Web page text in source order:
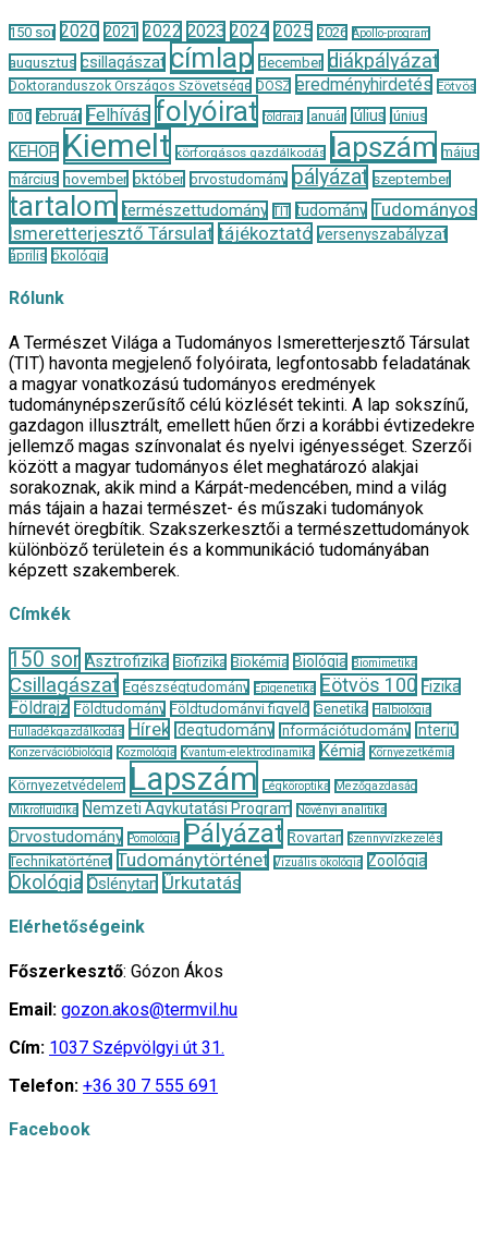
150 sor 2020 2021 2022 2023 2024 2025 2026 Apollo-program
augusztus csillagászat címlap december diákpályázat
Doktoranduszok Országos Szövetsége DOSZ eredményhirdetés Eötvös
100 február Felhívás folyóirat földrajz január július június
KEHOP Kiemelt körforgásos gazdálkodás lapszám május
március november október orvostudomány pályázat szeptember
tartalom természettudomány TIT tudomány Tudományos
Ismeretterjesztő Társulat tájékoztató versenyszabályzat
április ökológia
Rólunk
A Természet Világa a Tudományos Ismeretterjesztő Társulat
(TIT) havonta megjelenő folyóirata, legfontosabb feladatának
a magyar vonatkozású tudományos eredmények
tudománynépszerűsítő célú közlését tekinti. A lap sokszínű,
gazdagon illusztrált, emellett hűen őrzi a korábbi évtizedekre
jellemző magas színvonalat és nyelvi igényességet. Szerzői
között a magyar tudományos élet meghatározó alakjai
sorakoznak, akik mind a Kárpát-medencében, mind a világ
más tájain a hazai természet- és műszaki tudományok
hírnevét öregbítik. Szakszerkesztői a természettudományok
különböző területein és a kommunikáció tudományában
képzett szakemberek.
Címkék
150 sor Asztrofizika Biofizika Biokémia Biológia Biomimetika
Csillagászat Egészségtudomány Epigenetika Eötvös 100 Fizika
Földrajz Földtudomány Földtudományi figyelő Genetika
Halbiológia
Hulladékgazdálkodás
Hírek Idegtudomány Információtudomány Interjú
Konzervációbiológia Kozmológia Kvantum-elektrodinamika Kémia Környezetkémia
Környezetvédelem Lapszám Légköroptika
Mezőgazdaság
Mikrofluidika
Nemzeti Agykutatási Program Növényi analitika
Orvostudomány Pomológia Pályázat Rovartan Szennyvízkezelés
Technikatörténet Tudománytörténet Vizuális ökológia Zoológia
Ökológia Őslénytan Űrkutatás
Elérhetőségeink
Főszerkesztő: Gózon Ákos
Email: gozon.akos@termvil.hu
Cím: 1037 Szépvölgyi út 31.
Telefon: +36 30 7 555 691
Facebook